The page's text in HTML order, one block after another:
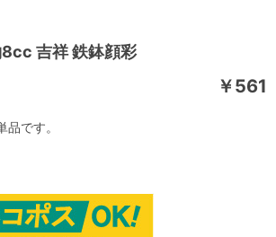
吉祥 鉄鉢顔彩
￥561
です。